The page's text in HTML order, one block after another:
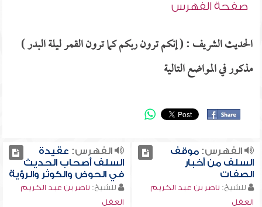
صفحة الفهرس
الحديث الشريف : ( إنكم ترون ربكم كما ترون القمر ليلة البدر )
مذكور في المواضع التالية
الفهرس:موقف
السلف من أخبار
الصفات
للشيخ: ناصر بن عبد الكريم
العقل
الفهرس: عقيدة
السلف أصحاب الحديث
في الحوض والكوثر والرؤية
للشيخ: ناصر بن عبد الكريم
العقل